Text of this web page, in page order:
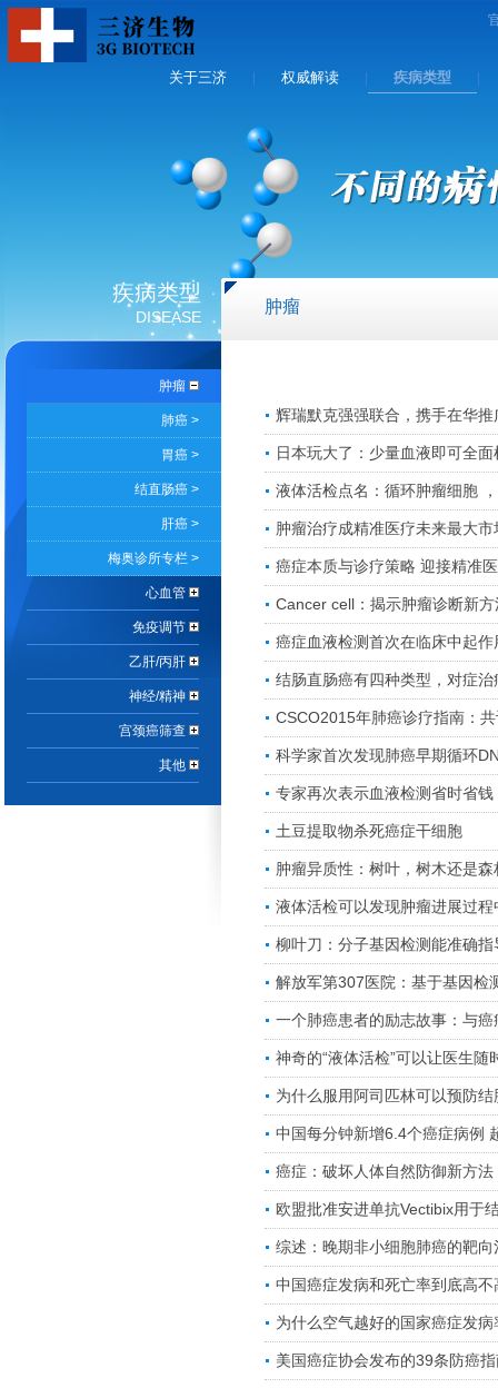
关于三济 权威解读 疾病类型
疾病类型
DISEASE
肿瘤
肺癌 >
胃癌 >
结直肠癌 >
肝癌 >
梅奥诊所专栏 >
心血管
免疫调节
乙肝/丙肝
神经/精神
宫颈癌筛查
其他
肿瘤
辉瑞默克强强联合，携手在华
日本玩大了：少量血液即可全
液体活检点名：循环肿瘤细胞
肿瘤治疗成精准医疗未来最大市
癌症本质与诊疗策略 迎接精准
Cancer cell：揭示肿瘤诊断新
癌症血液检测首次在临床中起
结肠直肠癌有四种类型，对症治
CSCO2015年肺癌诊疗指南：
科学家首次发现肺癌早期循环
专家再次表示血液检测省时省
土豆提取物杀死癌症干细胞
肿瘤异质性：树叶，树木还是森
液体活检可以发现肿瘤进展过程
柳叶刀：分子基因检测能准确指
解放军第307医院：基于基因检
一个肺癌患者的励志故事：与癌
神奇的“液体活检”可以让医生随
为什么服用阿司匹林可以预防结
中国每分钟新增6.4个癌症病例
癌症：破坏人体自然防御新方法
欧盟批准安进单抗Vectibix用于
综述：晚期非小细胞肺癌的靶向
中国癌症发病和死亡率到底高不
为什么空气越好的国家癌症发病
美国癌症协会发布的39条防癌